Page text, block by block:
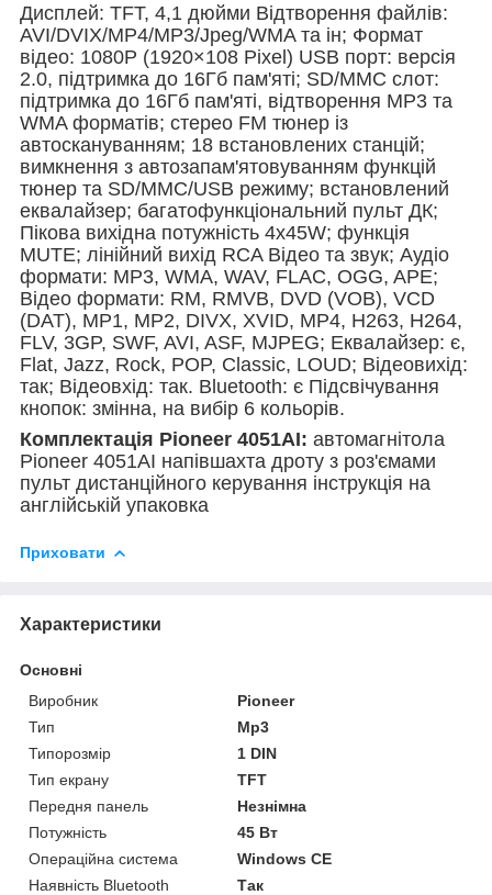
Дисплей: TFT, 4,1 дюйми Відтворення файлів:
AVI/DVIX/MP4/МР3/Jpeg/WMA та ін; Формат
відео: 1080P (1920×108 Pixel) USB порт: версія
2.0, підтримка до 16Гб пам'яті; SD/MMC слот:
підтримка до 16Гб пам'яті, відтворення МР3 та
WMA форматів; стерео FM тюнер із
автоскануванням; 18 встановлених станцій;
вимкнення з автозапам'ятовуванням функцій
тюнер та SD/MMC/USB режиму; встановлений
еквалайзер; багатофункціональний пульт ДК;
Пікова вихідна потужність 4х45W; функція
MUTE; лінійний вихід RCA Відео та звук; Аудіо
формати: MP3, WMA, WAV, FLAC, OGG, APE;
Відео формати: RM, RMVB, DVD (VOB), VCD
(DAT), MP1, MP2, DIVX, XVID, MP4, H263, H264,
FLV, 3GP, SWF, AVI, ASF, MJPEG; Еквалайзер: є,
Flat, Jazz, Rock, POP, Classic, LOUD; Відеовихід:
так; Відеовхід: так. Bluetooth: є Підсвічування
кнопок: змінна, на вибір 6 кольорів.
Комплектація Pioneer 4051AI: автомагнітола
Pioneer 4051AI напівшахта дроту з роз'ємами
пульт дистанційного керування інструкція на
англійській упаковка
Приховати
Характеристики
Основні
Виробник
Pioneer
Тип
Mp3
Типорозмір
1 DIN
Тип екрану
TFT
Передня панель
Незнімна
Потужність
45 Вт
Операційна система
Windows CE
Наявність Bluetooth
Так